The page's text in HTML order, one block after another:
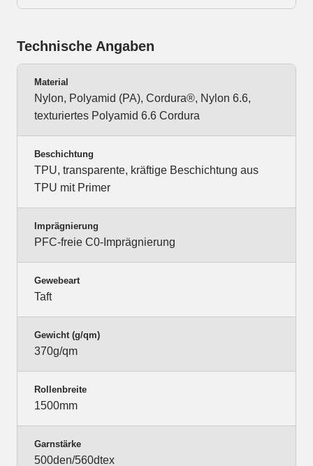
Technische Angaben
Material
Nylon, Polyamid (PA), Cordura®, Nylon 6.6,
texturiertes Polyamid 6.6 Cordura
Beschichtung
TPU, transparente, kräftige Beschichtung aus
TPU mit Primer
Imprägnierung
PFC-freie C0-Imprägnierung
Gewebeart
Taft
Gewicht (g/qm)
370g/qm
Rollenbreite
1500mm
Garnstärke
500den/560dtex